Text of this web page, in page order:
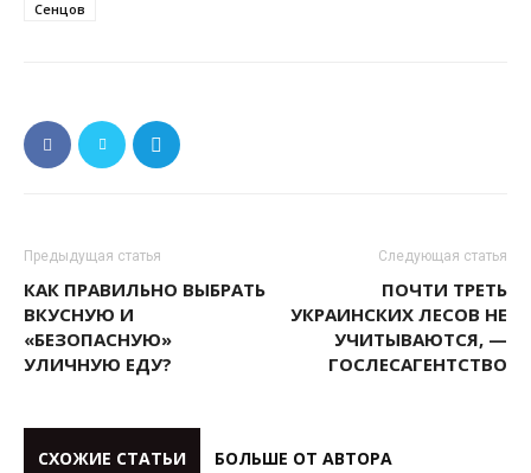
Сенцов
Предыдущая статья
КАК ПРАВИЛЬНО ВЫБРАТЬ
ВКУСНУЮ И
«БЕЗОПАСНУЮ»
УЛИЧНУЮ ЕДУ?
Следующая статья
ПОЧТИ ТРЕТЬ
УКРАИНСКИХ ЛЕСОВ НЕ
УЧИТЫВАЮТСЯ, —
ГОСЛЕСАГЕНТСТВО
СХОЖИЕ СТАТЬИ БОЛЬШЕ ОТ АВТОРА